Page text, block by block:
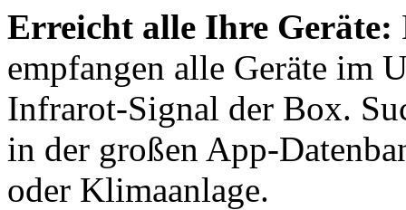
Erreicht alle Ihre Geräte:
empfangen alle Geräte im
Infrarot-Signal der Box.
in der großen App-
oder Klimaanlage.